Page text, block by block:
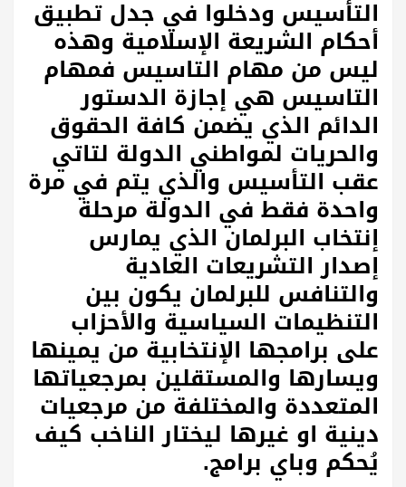
التأسيس ودخلوا في جدل تطبيق
أحكام الشريعة الإسلامية وهذه
ليس من مهام التاسيس فمهام
التاسيس هي إجازة الدستور
الدائم الذي يضمن كافة الحقوق
والحريات لمواطني الدولة لتاتي
عقب التأسيس والذي يتم في مرة
واحدة فقط في الدولة مرحلة
إنتخاب البرلمان الذي يمارس
إصدار التشريعات العادية
والتنافس للبرلمان يكون بين
التنظيمات السياسية والأحزاب
على برامجها الإنتخابية من يمينها
ويسارها والمستقلين بمرجعياتها
المتعددة والمختلفة من مرجعيات
دينية او غيرها ليختار الناخب كيف
يُحكم وباي برامج.